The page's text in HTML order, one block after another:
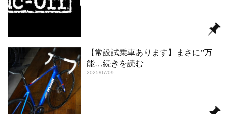
【常設試乗車あります】まさに”万
能…続きを読む
2025/07/09